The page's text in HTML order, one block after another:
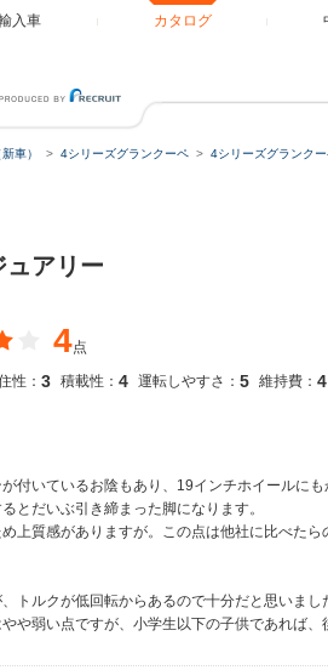
入車 カタログ
車） 4シリーズグランクーペ 4シリーズグランク
ュアリー
4点
性： 3 積載性： 4 運転しやすさ： 5 維持費： 4
付いているお陰もあり、19インチホイールに
とだいぶ引き締まった脚になります。
上質感がありますが。この点は他社に比べた
トルクが低回転からあるので十分だと思いまし
や弱い点ですが、小学生以下の子供であれば、